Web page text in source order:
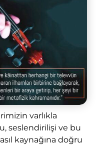
varlıkla
seslendirilişi ve bu
kaynağına doğru